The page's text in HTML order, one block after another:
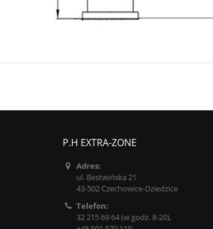
P.H EXTRA-ZONE
Adres:
ul. Bestwińska 21
43-502 Czechowice-Dziedzice
Telefon:
32 215 69 64 (w godz. 8-20),